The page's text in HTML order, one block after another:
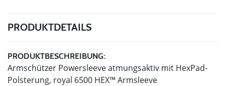
PRODUKTDETAILS
PRODUKTBESCHREIBUNG:
Armschützer Powersleeve atmungsaktiv mit HexPad-
Polsterung, royal 6500 HEX™ Armsleeve